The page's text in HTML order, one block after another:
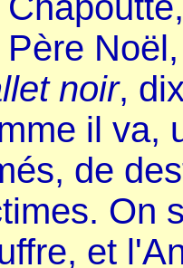
Père
noir,
il va,
de
On
et